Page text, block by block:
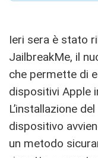
Ieri sera è stato
JailbreakMe, il
che permette di
dispositivi Apple
L’installazione
dispositivo
un metodo